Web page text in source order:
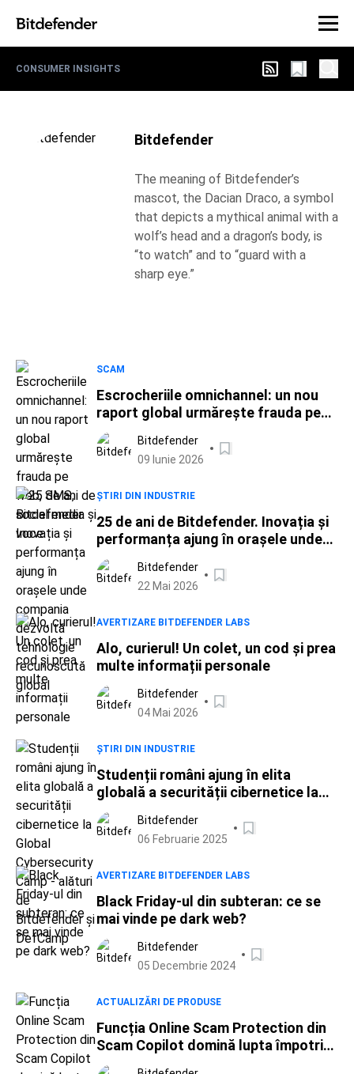
CONSUMER INSIGHTS
Bitdefender
The meaning of Bitdefender’s
mascot, the Dacian Draco, a symbol
that depicts a mythical animal with a
wolf’s head and a dragon’s body, is
“to watch” and to “guard with a
sharp eye.”
SCAM
Escrocheriile omnichannel: un nou
raport global urmărește frauda pe
web, SMS, social media și voce
Bitdefender
09 Iunie 2026
ȘTIRI DIN INDUSTRIE
25 de ani de Bitdefender. Inovația și
performanța ajung în orașele unde
compania dezvoltă tehnologie
recunoscută global
Bitdefender
22 Mai 2026
AVERTIZARE BITDEFENDER LABS
Alo, curierul! Un colet, un cod și prea
multe informații personale
Bitdefender
04 Mai 2026
ȘTIRI DIN INDUSTRIE
Studenții români ajung în elita
globală a securității cibernetice la
Global Cybersecurity Camp - alături
de Bitdefender și DefCamp
Bitdefender
06 Februarie 2025
AVERTIZARE BITDEFENDER LABS
Black Friday-ul din subteran: ce se
mai vinde pe dark web?
Bitdefender
05 Decembrie 2024
ACTUALIZĂRI DE PRODUSE
Funcția Online Scam Protection din
Scam Copilot domină lupta împotriva
fraudei digitale